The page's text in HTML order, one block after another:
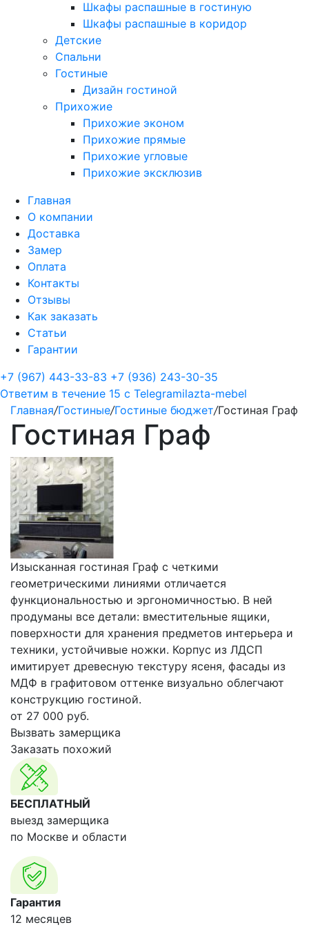
Шкафы распашные в гостиную
Шкафы распашные в коридор
Детские
Спальни
Гостиные
Дизайн гостиной
Прихожие
Прихожие эконом
Прихожие прямые
Прихожие угловые
Прихожие эксклюзив
Главная
О компании
Доставка
Замер
Оплата
Контакты
Отзывы
Как заказать
Статьи
Гарантии
+7 (967) 443-33-83 +7 (936) 243-30-35
Ответим в течение 15 с Telegramilazta-mebel
Главная/Гостиные/Гостиные бюджет/Гостиная Граф
Гостиная Граф
Изысканная гостиная Граф с четкими
геометрическими линиями отличается
функциональностью и эргономичностью. В ней
продуманы все детали: вместительные ящики,
поверхности для хранения предметов интерьера и
техники, устойчивые ножки. Корпус из ЛДСП
имитирует древесную текстуру ясеня, фасады из
МДФ в графитовом оттенке визуально облегчают
конструкцию гостиной.
от 27 000 руб.
Вызвать замерщика
Заказать похожий
БЕСПЛАТНЫЙ
выезд замерщика
по Москве и области
Гарантия
12 месяцев